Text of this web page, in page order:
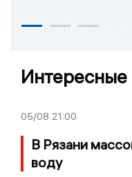
Интересные
05/08 21:00
В Рязани
воду